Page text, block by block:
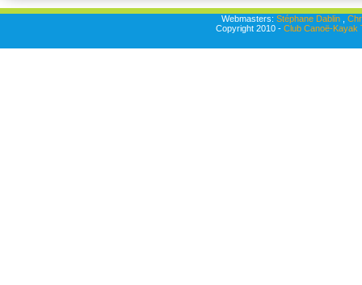
Webmasters: Stéphane Dablin,
Copyright 2010 - Club Canoë-Kayak